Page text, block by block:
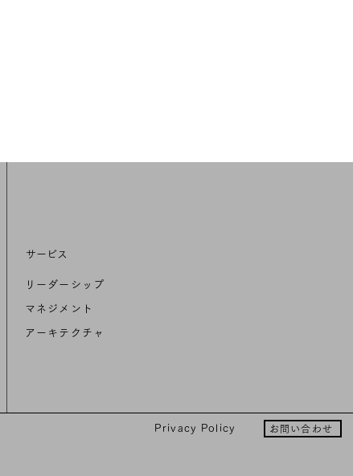
サービス
リーダーシップ
マネジメント
アーキテクチャ
Privacy Policy お問い合わせ